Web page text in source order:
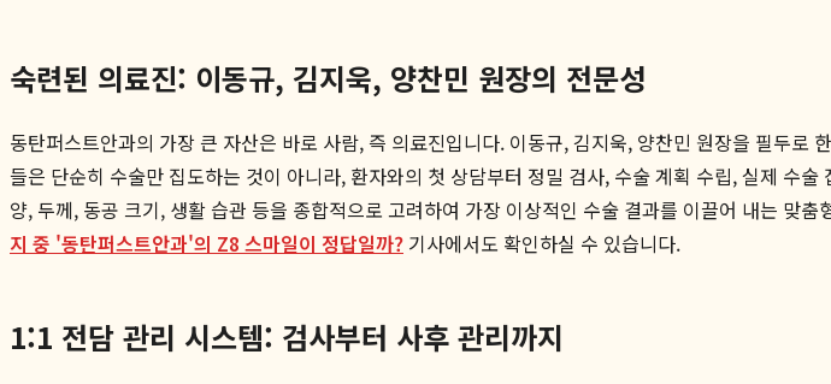
숙련된 의료진: 이동규, 김지욱, 양찬민 원장의 전문성
동탄퍼스트안과의 가장 큰 자산은 바로 사람, 즉 의료진입니다. 이동규, 김지욱, 양찬민 원장을 필두
들은 단순히 수술만 집도하는 것이 아니라, 환자와의 첫 상담부터 정밀 검사, 수술 계획 수립, 실제 수
양, 두께, 동공 크기, 생활 습관 등을 종합적으로 고려하여 가장 이상적인 수술 결과를 이끌어 내는 맞
지 중 '동탄퍼스트안과'의 Z8 스마일이 정답일까? 기사에서도 확인하실 수 있습니다.
1:1 전담 관리 시스템: 검사부터 사후 관리까지